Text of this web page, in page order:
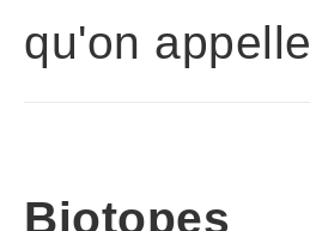
qu'on
Biotopes